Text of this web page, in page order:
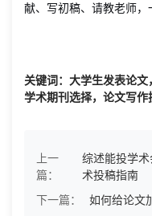
献、写初稿、请教老师，
关键词：大学生发表论文
学术期刊选择，论文写
上一
篇：
综述能投学
术投稿指南
下一篇：
如何给论文